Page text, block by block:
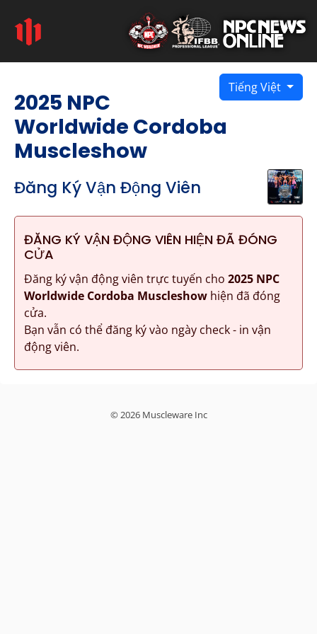
Tiếng Việt
2025 NPC
Worldwide Cordoba
Muscleshow
Đăng Ký Vận Động Viên
ĐĂNG KÝ VẬN ĐỘNG VIÊN HIỆN ĐÃ ĐÓNG
CỬA
Đăng ký vận động viên trực tuyến cho 2025 NPC
Worldwide Cordoba Muscleshowhiện đã đóng
cửa.
Bạn vẫn có thể đăng ký vào ngày check - in vận
động viên.
© 2026 Muscleware Inc